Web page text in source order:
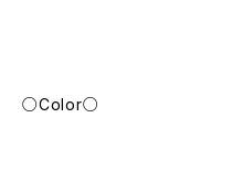
○Color○